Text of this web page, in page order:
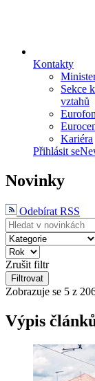
Kontakty
Sekce
vztahů
Eurofon
Kariéra
Přihlásit se
Novinky
Odebírat RSS
Zrušit filtr
Filtrovat
Zobrazuje se 5 z
Výpis